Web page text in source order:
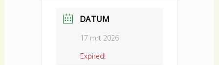
DATUM
17 mrt 2026
Expired!